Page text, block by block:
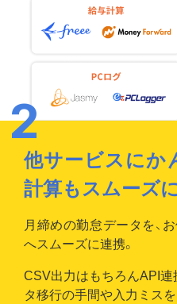
他サービスにか
計算もスムーズ
月締めの勤怠データを、
へスムーズに連携。
CSV出力はもちろんAPI連
タ移行の手間や入力ミスを